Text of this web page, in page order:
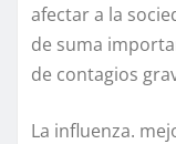
afectar a la
de suma
de contagios
La influenza.